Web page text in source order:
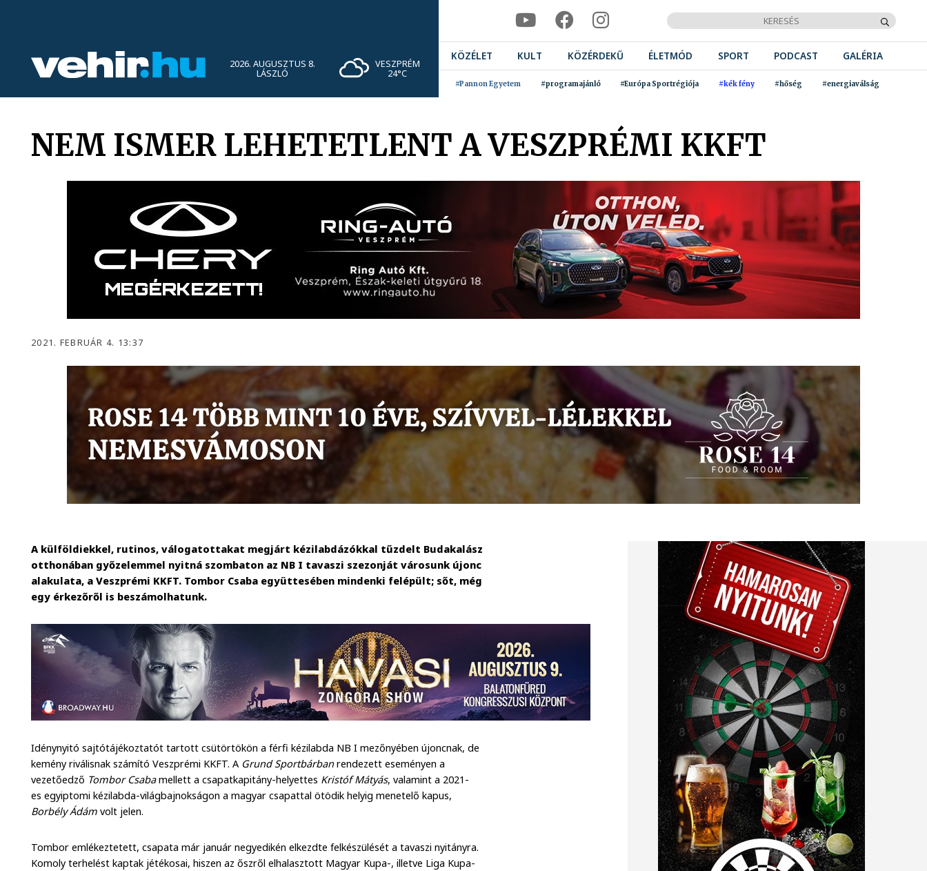
2026. AUGUSZTUS 8.
LÁSZLÓ
VESZPRÉM
24°C
KÖZÉLET KULT KÖZÉRDEKŰ ÉLETMÓD SPORT PODCAST GALÉRIA
#Pannon Egyetem #programajánló #Európa Sportrégiója #kék fény #hőség #energiaválság
NEM ISMER LEHETETLENT A VESZPRÉMI KKFT
2021. FEBRUÁR 4. 13:37
A külföldiekkel, rutinos, válogatottakat megjárt kézilabdázókkal tűzdelt Budakalász
otthonában győzelemmel nyitná szombaton az NB I tavaszi szezonját városunk újonc
alakulata, a Veszprémi KKFT. Tombor Csaba együttesében mindenki felépült; sőt, még
egy érkezőről is beszámolhatunk.
Idénynyitó sajtótájékoztatót tartott csütörtökön a férfi kézilabda NB I mezőnyében újoncnak, de
kemény riválisnak számító Veszprémi KKFT. A Grund Sportbárbanrendezett eseményen a
vezetőedző Tombor Csabamellett a csapatkapitány-helyettes Kristóf Mátyás, valamint a 2021-
es egyiptomi kézilabda-világbajnokságon a magyar csapattal ötödik helyig menetelő kapus,
Borbély Ádámvolt jelen.
Tombor emlékeztetett, csapata már január negyedikén elkezdte felkészülését a tavaszi nyitányra.
Komoly terhelést kaptak jétékosai, hiszen az őszről elhalasztott Magyar Kupa-, illetve Liga Kupa-